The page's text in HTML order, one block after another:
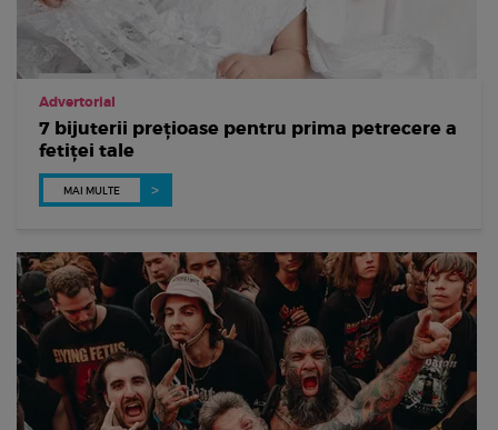
Advertorial
7 bijuterii prețioase pentru prima petrecere a
fetiței tale
MAI MULTE